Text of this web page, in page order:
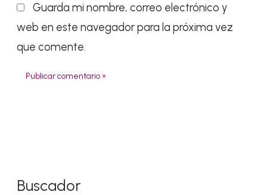
Guarda mi nombre, correo electrónico y
web en este navegador para la próxima vez
que comente.
Buscador